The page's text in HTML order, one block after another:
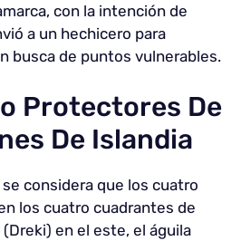
con la intención de
a un hechicero para
busca de puntos vulnerables.
Protectores De
De Islandia
considera que los cuatro
los cuatro cuadrantes de
en el este, el águila